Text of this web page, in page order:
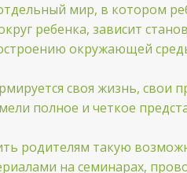
мир, в котором
ребенка, зависит
окружающей
своя жизнь,
полное и четкое
родителям такую
на семинарах,